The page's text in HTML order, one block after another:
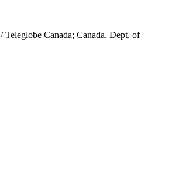
/ Teleglobe Canada; Canada. Dept. of